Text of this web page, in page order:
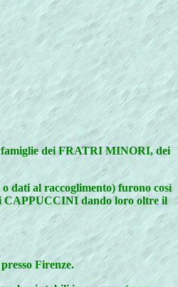
dei FRATRI MINORI, dei
al raccoglimento) furono così
CAPPUCCINI dando loro oltre il
Firenze.